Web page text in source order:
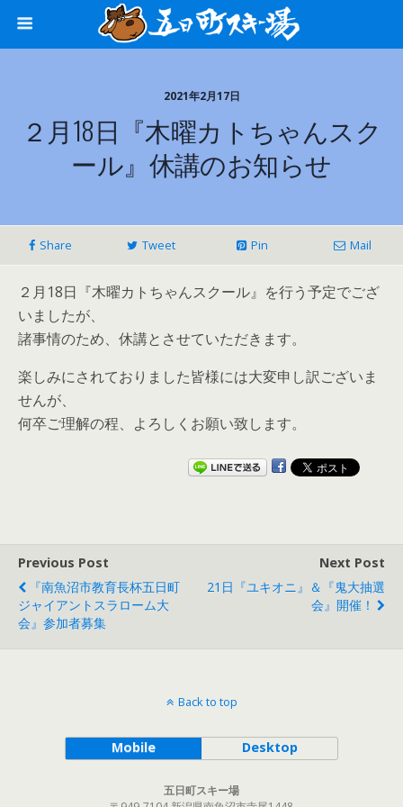
2021年2月17日
２月18日『木曜カトちゃんスク
ール』休講のお知らせ
Share Tweet Pin Mail
２月18日『木曜カトちゃんスクール』を行う予定でござ
いましたが、
諸事情のため、休講とさせていただきます。
楽しみにされておりました皆様には大変申し訳ございま
せんが、
何卒ご理解の程、よろしくお願い致します。
Previous Post
『南魚沼市教育長杯五日町
ジャイアントスラローム大
会』参加者募集
Next Post
21日『ユキオニ』＆『鬼大抽選
会』開催！
Back to top
Mobile Desktop
五日町スキー場